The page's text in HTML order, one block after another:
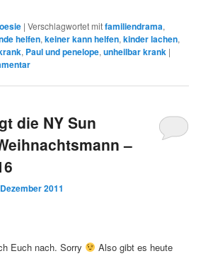
|Verschlagwortet mitfamiliendrama,
helfen,keiner kann helfen,kinder lachen,
, Paul und penelope,unheilbar krank |
die NY Sun
–
2011
Euch nach. Sorry
Also gibt es heute